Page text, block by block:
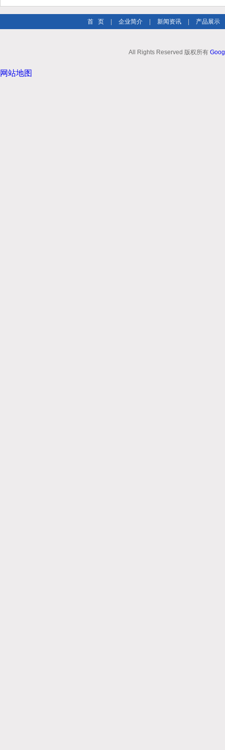
首 页 企业简介 新闻资讯 产品展示
All Rights Reserved 版权所有
网站地图